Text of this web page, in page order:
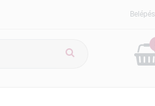
Belépés